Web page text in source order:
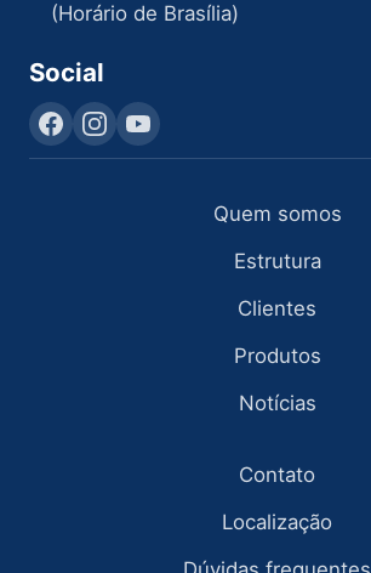
(Horário de Brasília)
Social
Quem somos
Estrutura
Clientes
Produtos
Notícias
Contato
Localização